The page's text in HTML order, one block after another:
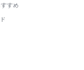
すめ